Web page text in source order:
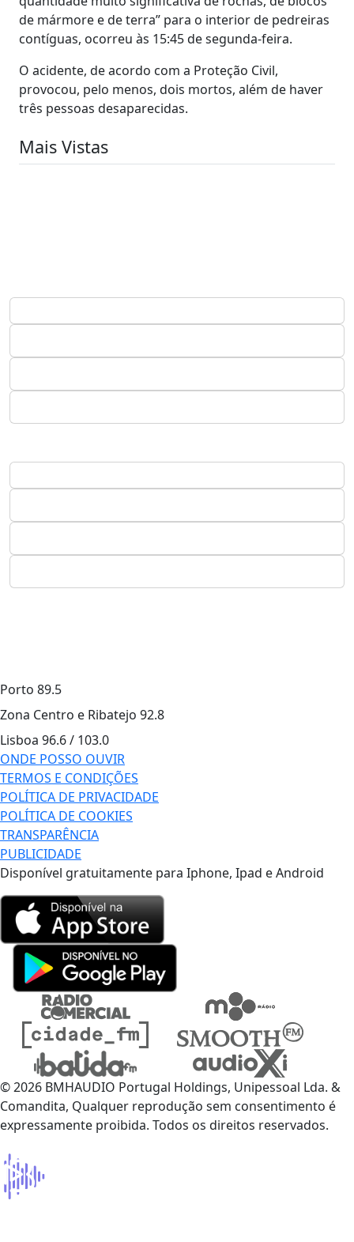
de mármore e de terra” para o interior de pedreiras
contíguas, ocorreu às 15:45 de segunda-feira.
O acidente, de acordo com a Proteção Civil,
provocou, pelo menos, dois mortos, além de haver
três pessoas desaparecidas.
Mais Vistas
Porto 89.5
Zona Centro e Ribatejo 92.8
Lisboa 96.6 / 103.0
ONDE POSSO OUVIR
TERMOS E CONDIÇÕES
POLÍTICA DE PRIVACIDADE
POLÍTICA DE COOKIES
TRANSPARÊNCIA
PUBLICIDADE
Disponível gratuitamente para Iphone, Ipad e Android
© 2026 BMHAUDIO Portugal Holdings, Unipessoal Lda. &
Comandita, Qualquer reprodução sem consentimento é
expressamente proibida. Todos os direitos reservados.